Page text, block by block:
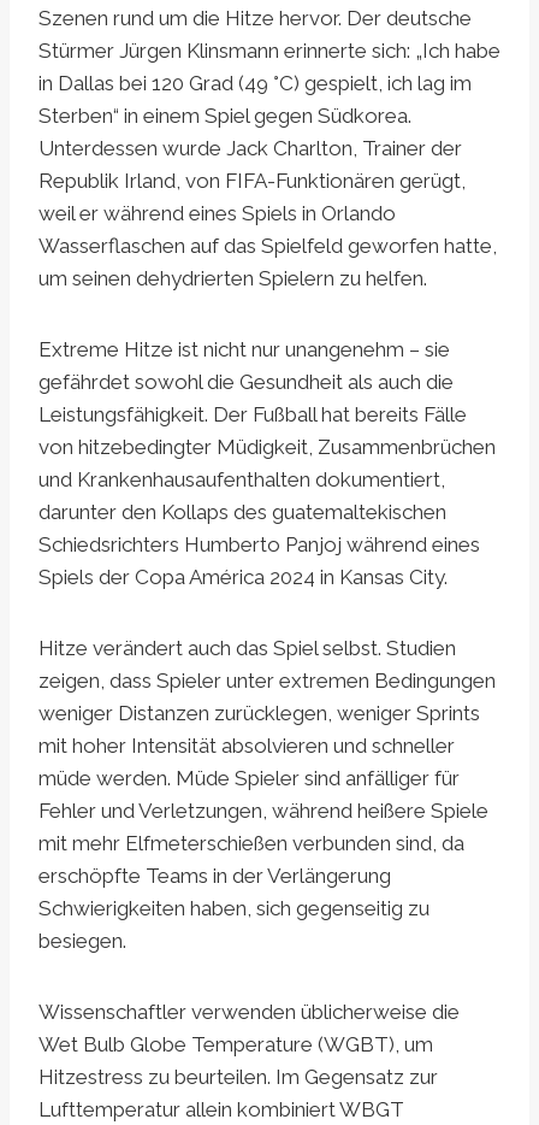
Szenen rund um die Hitze hervor. Der deutsche
Stürmer Jürgen Klinsmann erinnerte sich: „Ich habe
in Dallas bei 120 Grad (49 °C) gespielt, ich lag im
Sterben“ in einem Spiel gegen Südkorea.
Unterdessen wurde Jack Charlton, Trainer der
Republik Irland, von FIFA-Funktionären gerügt,
weil er während eines Spiels in Orlando
Wasserflaschen auf das Spielfeld geworfen hatte,
um seinen dehydrierten Spielern zu helfen.
Extreme Hitze ist nicht nur unangenehm – sie
gefährdet sowohl die Gesundheit als auch die
Leistungsfähigkeit. Der Fußball hat bereits Fälle
von hitzebedingter Müdigkeit, Zusammenbrüchen
und Krankenhausaufenthalten dokumentiert,
darunter den Kollaps des guatemaltekischen
Schiedsrichters Humberto Panjoj während eines
Spiels der Copa América 2024 in Kansas City.
Hitze verändert auch das Spiel selbst. Studien
zeigen, dass Spieler unter extremen Bedingungen
weniger Distanzen zurücklegen, weniger Sprints
mit hoher Intensität absolvieren und schneller
müde werden. Müde Spieler sind anfälliger für
Fehler und Verletzungen, während heißere Spiele
mit mehr Elfmeterschießen verbunden sind, da
erschöpfte Teams in der Verlängerung
Schwierigkeiten haben, sich gegenseitig zu
besiegen.
Wissenschaftler verwenden üblicherweise die
Wet Bulb Globe Temperature (WGBT), um
Hitzestress zu beurteilen. Im Gegensatz zur
Lufttemperatur allein kombiniert WBGT